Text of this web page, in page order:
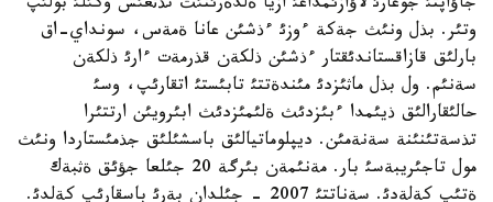
جاؤاپتئ جوعارئ لاؤازئمداعئ ازيا ةلدةرئنئث تذثعئش وكئلئ بولئپ
وتئر. بذل ونئث جةكة ءوزئ ءذشئن عانا ةمةس، سونداي-اق
بارلئق قازاقستاندئقتار ءذشئن ذلكةن قذرمةت ءارئ ذلكةن
سةنئم. ول بذل ماثئزدئ مئندةتتئ تابئستئ اتقارئپ، وسئ
حالئقارالئق ذيئمدا ءبئزدئث ةلئمئزدئث ابئرويئن ارتتئرا
تذسةتئنئنة سةنةمئن. ديپلوماتيالئق باسشئلئق جذمئستاردا ونئث
مول تاجئريبةسئ بار. مةنئمةن بئرگة 20 جئلعا جؤئق ةثبةك